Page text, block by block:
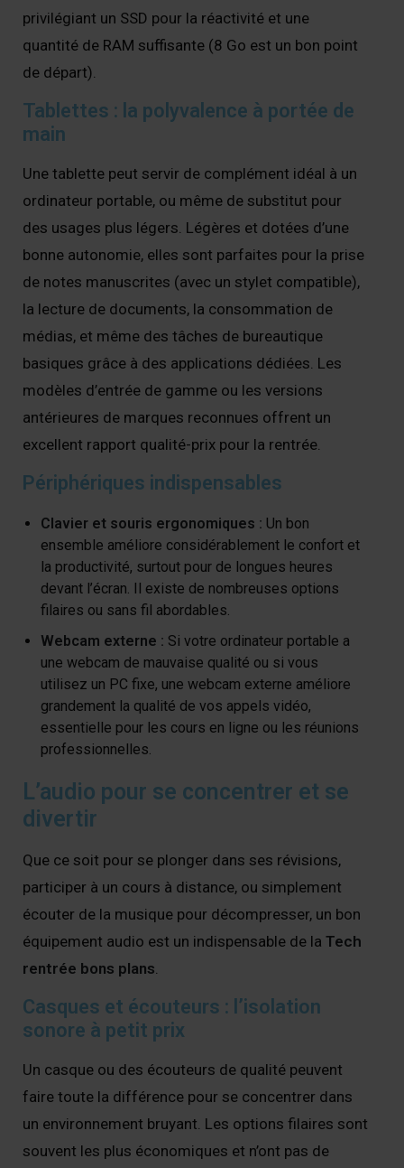
privilégiant un SSD pour la réactivité et une
quantité de RAM suffisante (8 Go est un bon point
de départ).
Tablettes : la polyvalence à portée de
main
Une tablette peut servir de complément idéal à un
ordinateur portable, ou même de substitut pour
des usages plus légers. Légères et dotées d’une
bonne autonomie, elles sont parfaites pour la prise
de notes manuscrites (avec un stylet compatible),
la lecture de documents, la consommation de
médias, et même des tâches de bureautique
basiques grâce à des applications dédiées. Les
modèles d’entrée de gamme ou les versions
antérieures de marques reconnues offrent un
excellent rapport qualité-prix pour la rentrée.
Périphériques indispensables
Clavier et souris ergonomiques : Un bon
ensemble améliore considérablement le confort et
la productivité, surtout pour de longues heures
devant l’écran. Il existe de nombreuses options
filaires ou sans fil abordables.
Webcam externe : Si votre ordinateur portable a
une webcam de mauvaise qualité ou si vous
utilisez un PC fixe, une webcam externe améliore
grandement la qualité de vos appels vidéo,
essentielle pour les cours en ligne ou les réunions
professionnelles.
L’audio pour se concentrer et se
divertir
Que ce soit pour se plonger dans ses révisions,
participer à un cours à distance, ou simplement
écouter de la musique pour décompresser, un bon
équipement audio est un indispensable de la Tech
rentrée bons plans.
Casques et écouteurs : l’isolation
sonore à petit prix
Un casque ou des écouteurs de qualité peuvent
faire toute la différence pour se concentrer dans
un environnement bruyant. Les options filaires sont
souvent les plus économiques et n’ont pas de